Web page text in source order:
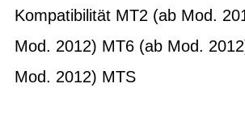
Kompatibilität MT2 (ab Mod.
Mod. 2012) MT6 (ab Mod.
Mod. 2012) MTS